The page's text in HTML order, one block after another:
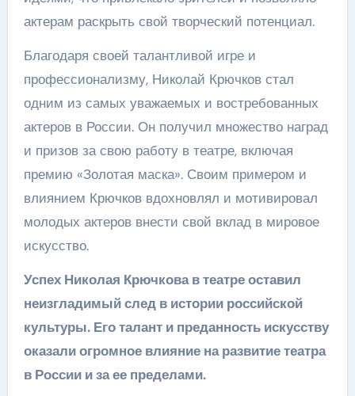
актерам раскрыть свой творческий потенциал.
Благодаря своей талантливой игре и
профессионализму, Николай Крючков стал
одним из самых уважаемых и востребованных
актеров в России. Он получил множество наград
и призов за свою работу в театре, включая
премию «Золотая маска». Своим примером и
влиянием Крючков вдохновлял и мотивировал
молодых актеров внести свой вклад в мировое
искусство.
Успех Николая Крючкова в театре оставил
неизгладимый след в истории российской
культуры. Его талант и преданность искусству
оказали огромное влияние на развитие театра
в России и за ее пределами.